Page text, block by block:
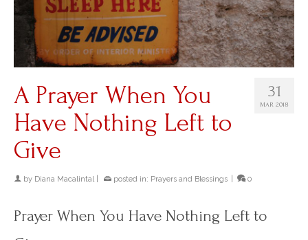
31
MAR 2018
A Prayer When You
Have Nothing Left to
Give
by Diana Macalintal posted in: Prayers and Blessings 0
Prayer When You Have Nothing Left to